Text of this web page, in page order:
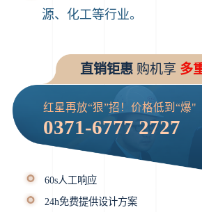
源、化工等行业。
直销钜惠购机享 多
红星再放“狠”招！价格低到“爆"
0371-6777 2727
60s人工响应
24h免费提供设计方案